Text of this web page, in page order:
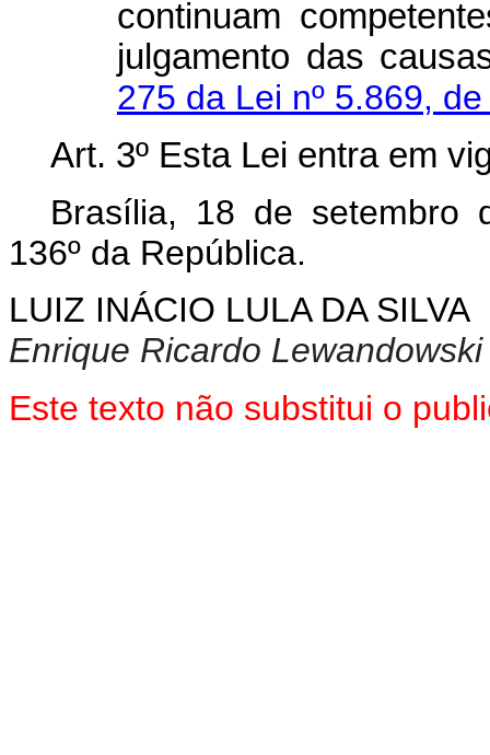
continuam
julgamento das
275 da Lei nº 5.869,
Art. 3º Esta Lei entra em
Brasília, 18 de setembro
136º da República.
LUIZ INÁCIO LULA DA SILVA
Enrique Ricardo Lewandowski
Este texto não substitui o